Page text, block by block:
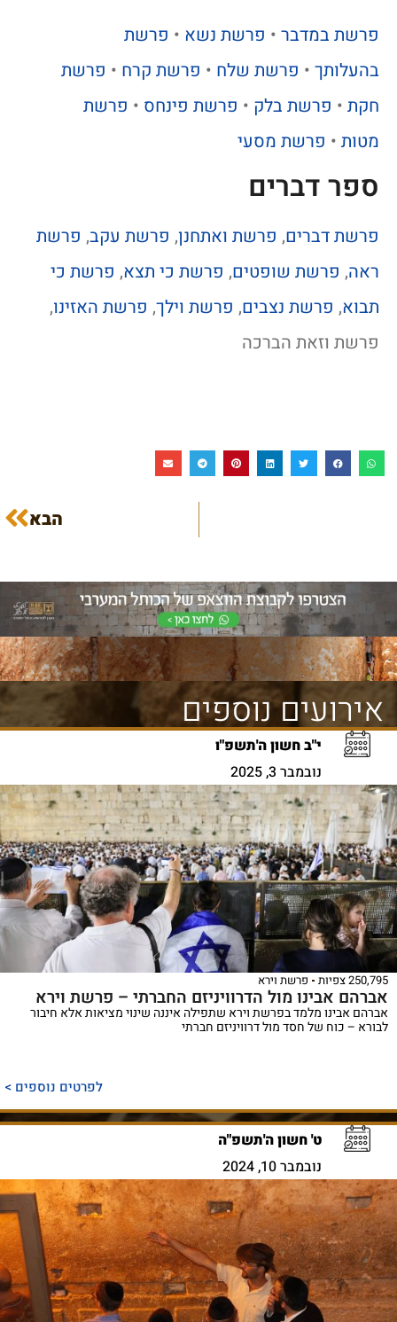
פרשת במדבר • פרשת נשא • פרשת
בהעלותך • פרשת שלח • פרשת קרח • פרשת
חקת • פרשת בלק • פרשת פינחס • פרשת
מטות • פרשת מסעי
ספר דברים
פרשת דברים, פרשת ואתחנן, פרשת עקב, פרשת
ראה, פרשת שופטים, פרשת כי תצא, פרשת כי
תבוא, פרשת נצבים, פרשת וילך, פרשת האזינו,
פרשת וזאת הברכה
הבא
אירועים נוספים
י"ב חשון ה'תשפ"ו
נובמבר 3, 2025
250,795 צפיות פרשת וירא
אברהם אבינו מול הדרוויניזם החברתי – פרשת וירא
אברהם אבינו מלמד בפרשת וירא שתפילה איננה שינוי מציאות אלא חיבור
לבורא – כוח של חסד מול דרוויניזם חברתי
לפרטים נוספים >
ט' חשון ה'תשפ"ה
נובמבר 10, 2024